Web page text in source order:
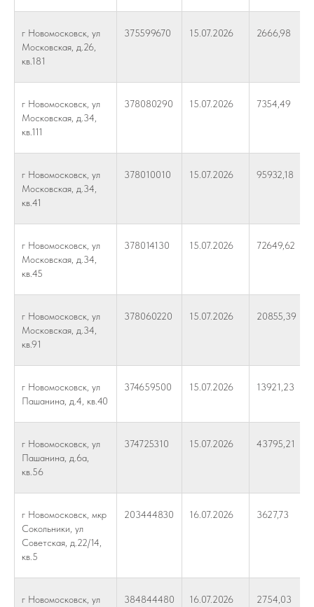
г Новомосковск, ул
Московская, д.26,
кв.181
375599670 15.07.2026 2666,98
г Новомосковск, ул
Московская, д.34,
кв.111
378080290 15.07.2026 7354,49
г Новомосковск, ул
Московская, д.34,
кв.41
378010010 15.07.2026 95932,18
г Новомосковск, ул
Московская, д.34,
кв.45
378014130 15.07.2026 72649,62
г Новомосковск, ул
Московская, д.34,
кв.91
378060220 15.07.2026 20855,39
г Новомосковск, ул
Пашанина, д.4, кв.40
374659500 15.07.2026 13921,23
г Новомосковск, ул
Пашанина, д.6а,
кв.56
374725310 15.07.2026 43795,21
г Новомосковск, мкр
Сокольники, ул
Советская, д.22/14,
кв.5
203444830 16.07.2026 3627,73
г Новомосковск, ул
384844480 16.07.2026 2754,03